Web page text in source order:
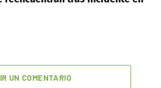
UN COMENTARIO